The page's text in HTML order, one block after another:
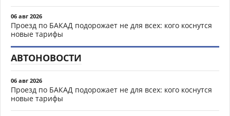
06 авг 2026
Проезд по БАКАД подорожает не для всех: кого коснутся
новые тарифы
АВТОНОВОСТИ
06 авг 2026
Проезд по БАКАД подорожает не для всех: кого коснутся
новые тарифы